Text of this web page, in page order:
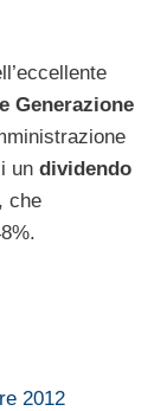
Generazione
un dividendo
, che
2012